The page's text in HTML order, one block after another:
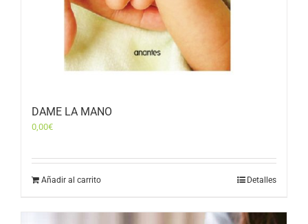
DAME LA MANO
0,00€
Añadir al carrito Detalles